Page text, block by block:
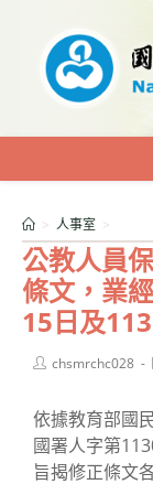
內
公教人員
條文，業
15日及
> 人事室 >
Postchsmrchc028
依據教育部國
國署人字第
旨揭修正條文